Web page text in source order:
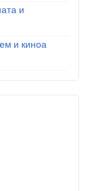
и
и киноа